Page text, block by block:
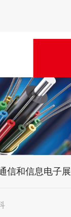
信和信息电子展